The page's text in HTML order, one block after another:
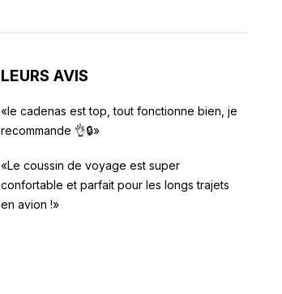
LEURS AVIS
«le cadenas est top, tout fonctionne bien, je
recommande 👌🔒»
«Le coussin de voyage est super
confortable et parfait pour les longs trajets
en avion !»